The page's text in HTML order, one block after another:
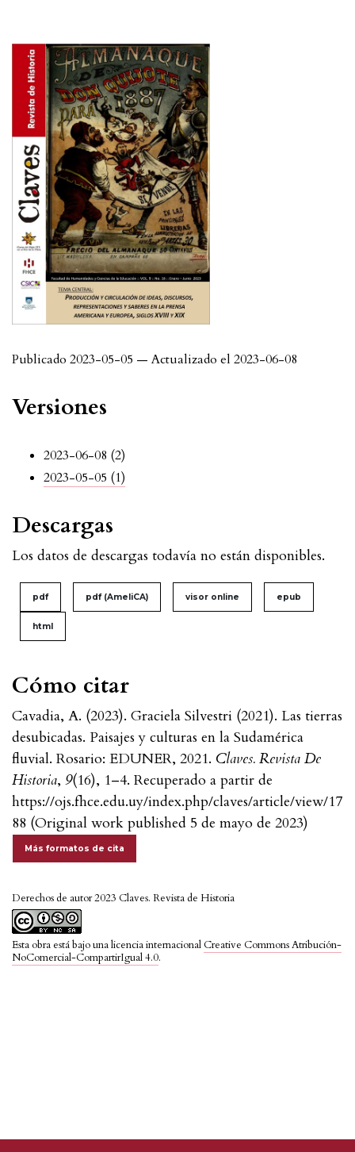
Publicado 2023-05-05 — Actualizado el 2023-06-08
Versiones
2023-06-08 (2)
2023-05-05 (1)
Cómo citar
Cavadia, A. (2023). Graciela Silvestri (2021). Las tierras
desubicadas. Paisajes y culturas en la Sudamérica
fluvial. Rosario: EDUNER, 2021. Claves. Revista De
Historia, 9(16), 1–4. Recuperado a partir de
https://ojs.fhce.edu.uy/index.php/claves/article/view/17
88 (Original work published 5 de mayo de 2023)
Más formatos de cita
Derechos de autor 2023 Claves. Revista de Historia
Esta obra está bajo una licencia internacional Creative Commons Atribución-
NoComercial-CompartirIgual 4.0.
pdf pdf (AmeliCA) visor online epub
html
Descargas
Los datos de descargas todavía no están disponibles.